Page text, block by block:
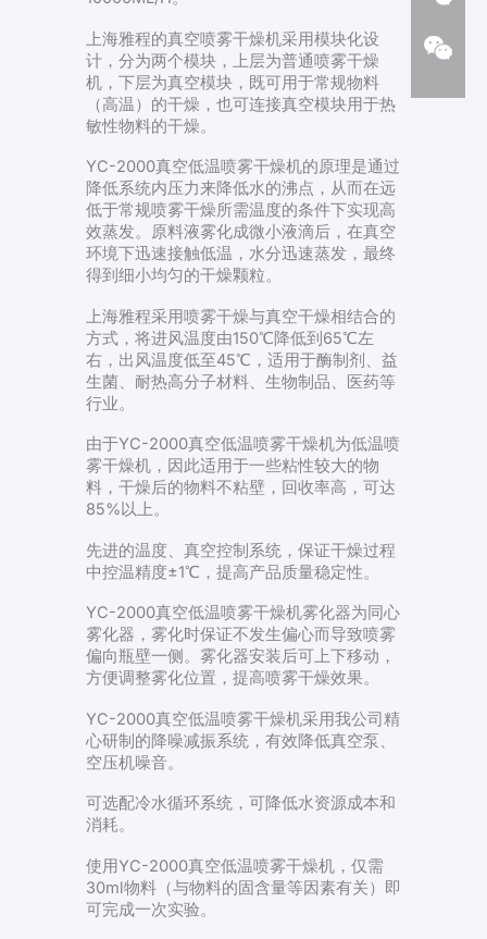
上海雅程的真空喷雾干燥机采用模块化设
计，分为两个模块，上层为普通喷雾干燥
机，下层为真空模块，既可用于常规物料
（高温）的干燥，也可连接真空模块用于热
敏性物料的干燥。
YC-2000真空低温喷雾干燥机的原理是通过
降低系统内压力来降低水的沸点，从而在远
低于常规喷雾干燥所需温度的条件下实现高
效蒸发。原料液雾化成微小液滴后，在真空
环境下迅速接触低温，水分迅速蒸发，最终
得到细小均匀的干燥颗粒。
上海雅程采用喷雾干燥与真空干燥相结合的
方式，将进风温度由150℃降低到65℃左
右，出风温度低至45℃，适用于酶制剂、益
生菌、耐热高分子材料、生物制品、医药等
行业。
由于YC-2000真空低温喷雾干燥机为低温喷
雾干燥机，因此适用于一些粘性较大的物
料，干燥后的物料不粘壁，回收率高，可达
85%以上。
先进的温度、真空控制系统，保证干燥过程
中控温精度±1℃，提高产品质量稳定性。
YC-2000真空低温喷雾干燥机雾化器为同心
雾化器，雾化时保证不发生偏心而导致喷雾
偏向瓶壁一侧。雾化器安装后可上下移动，
方便调整雾化位置，提高喷雾干燥效果。
YC-2000真空低温喷雾干燥机采用我公司精
心研制的降噪减振系统，有效降低真空泵、
空压机噪音。
可选配冷水循环系统，可降低水资源成本和
消耗。
使用YC-2000真空低温喷雾干燥机，仅需
30ml物料（与物料的固含量等因素有关）即
可完成一次实验。